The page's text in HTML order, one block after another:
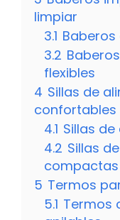
limpiar
3.1
3.2
flexibles
4 Sillas de
confortables
4.1 Sillas
4.2 Sillas
compactas
5 Termos
5.1 Termos